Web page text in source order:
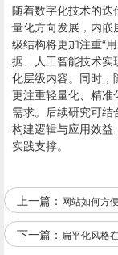
随着数字化技术的迭
量化方向发展，内
级结构将更加注重“
据、人工智能技术
化层级内容。同时
更注重轻量化、精
需求。后续研究可
构建逻辑与应用效
实践支撑。
上一篇： 网站如何方便不同
下一篇： 扁平化风格在公司网